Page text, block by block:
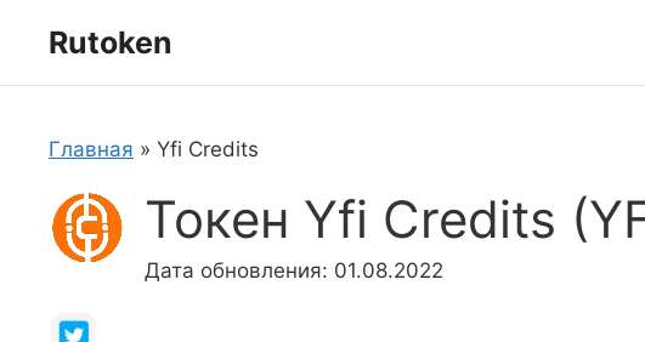
Rutoken
Главная » Yfi Credits
Токен Yfi Credits
Дата обновления: 01.08.2022